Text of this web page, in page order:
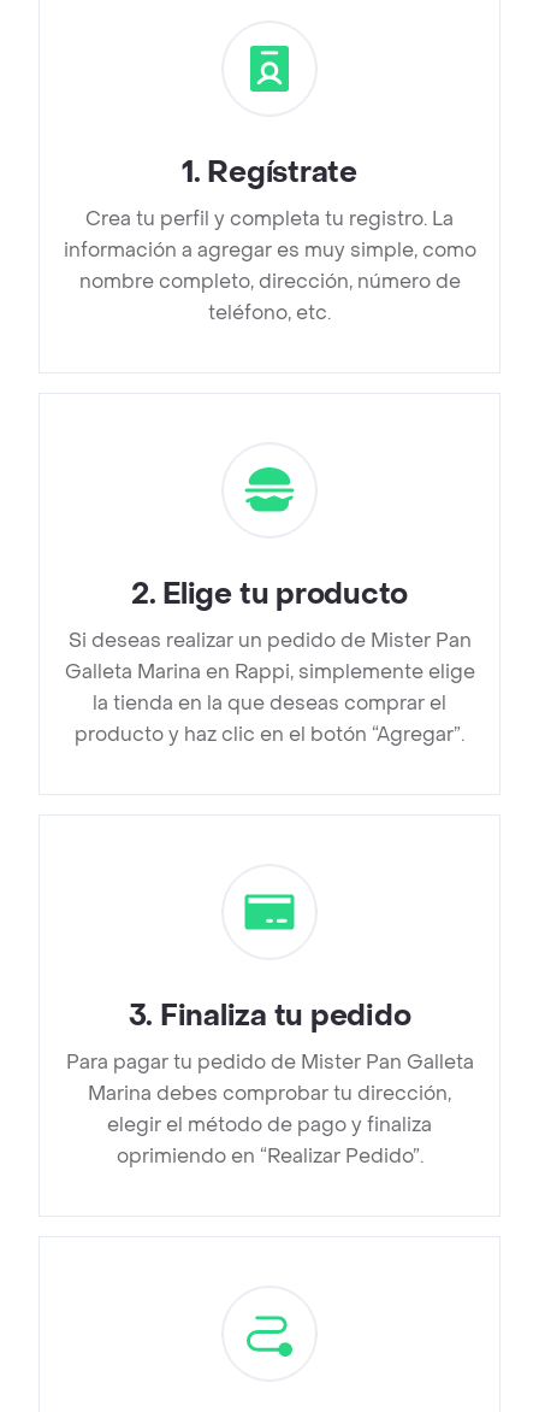
1. Regístrate
Crea tu perfil y completa tu registro. La
información a agregar es muy simple, como
nombre completo, dirección, número de
teléfono, etc.
2. Elige tu producto
Si deseas realizar un pedido de Mister Pan
Galleta Marina en Rappi, simplemente elige
la tienda en la que deseas comprar el
producto y haz clic en el botón “Agregar”.
3. Finaliza tu pedido
Para pagar tu pedido de Mister Pan Galleta
Marina debes comprobar tu dirección,
elegir el método de pago y finaliza
oprimiendo en “Realizar Pedido”.